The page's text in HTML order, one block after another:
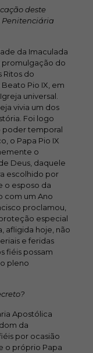
deste
Penitenciária
da Imaculada
promulgação do
Ritos do
Pio IX, em
universal.
vivia um dos
Foi logo
poder temporal
o Papa Pio IX
o
Deus, daquele
escolhido por
o esposo da
com um Ano
proclamou,
especial
afligida hoje, não
e feridas
fiéis possam
pleno
Apostólica
da
por ocasião
o próprio Papa